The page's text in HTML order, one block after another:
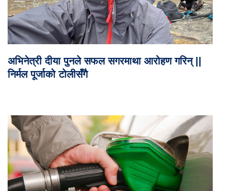
अभिनेत्री दीया पुनले सफल सगरमाथा आरोहण गरिन् ||
निर्मल पूर्जाको टोलीसँगै